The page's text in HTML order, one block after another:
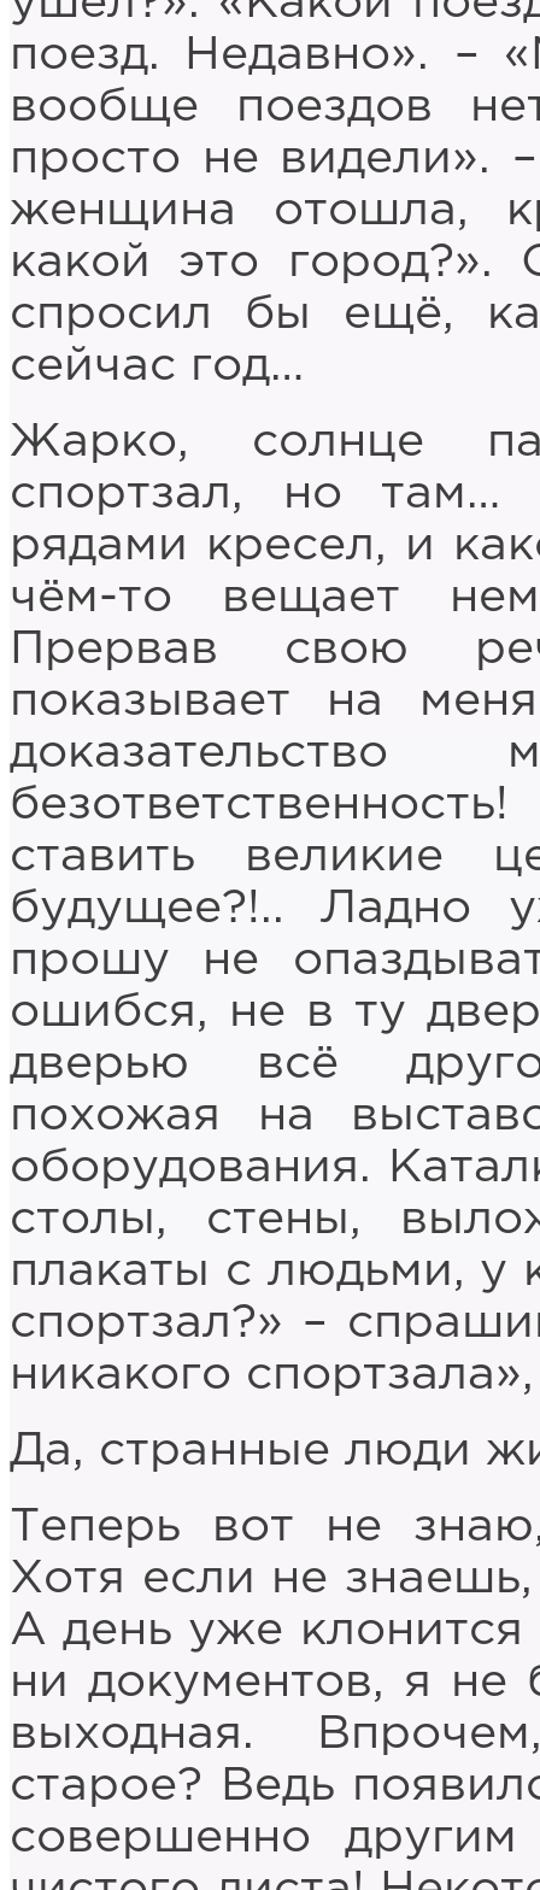
поезд. Недавно». –
вообще поездов
просто не видели».
женщина отошла,
какой это
спросил бы ещё,
сейчас год…
Жарко, солнце
спортзал, но
рядами кресел, и
чём-то вещает
Прервав свою
показывает на
ставить великие
будущее?!.. Ладно
прошу не
ошибся, не в ту
дверью всё
похожая на
оборудования.
столы, стены,
плакаты с людьми, у
спортзал?» –
никакого
Да, странные люди
Теперь вот не
Хотя если не
А день уже клонится
ни документов, я не
выходная.
старое? Ведь
совершенно